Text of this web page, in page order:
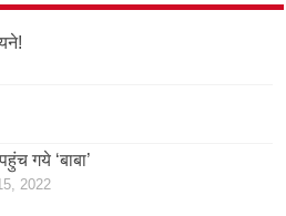
गये ‘बाबा’
2022